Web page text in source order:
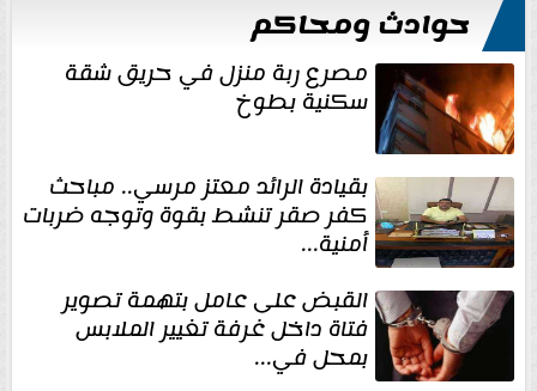
حوادث ومحاكم
مصرع ربة منزل في حريق شقة
سكنية بطوخ
بقيادة الرائد معتز مرسي.. مباحث
كفر صقر تنشط بقوة وتوجه ضربات
أمنية...
القبض على عامل بتهمة تصوير
فتاة داخل غرفة تغيير الملابس
بمحل في...